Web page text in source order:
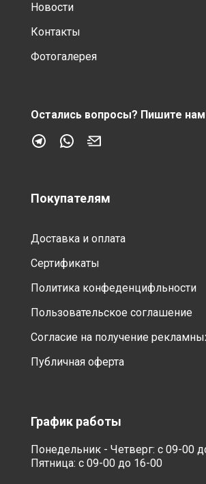
Новости
Контакты
Фотогалерея
Остались вопросы? Пишите
Покупателям
Доставка и оплата
Сертификаты
Политика конфеденцифльности
Пользовательское соглашение
Согласие на получение
Публичная оферта
График работы
Понедельник - Четверг: с 09-00
Пятница: с 09-00 до 16-00